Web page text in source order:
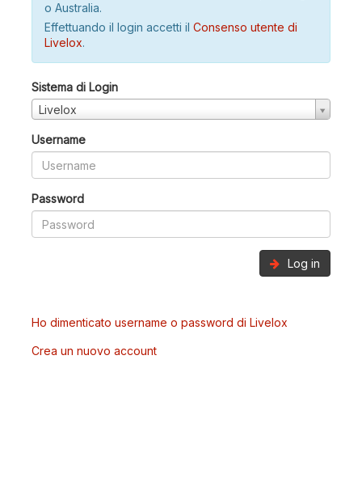
o Australia.
Effettuando il login accetti il Consenso utente di
Livelox.
Sistema di Login
Livelox
Username
Password
Log in
Ho dimenticato username o password di Livelox
Crea un nuovo account